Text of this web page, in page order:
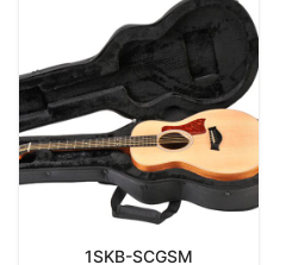
1SKB-SCGSM